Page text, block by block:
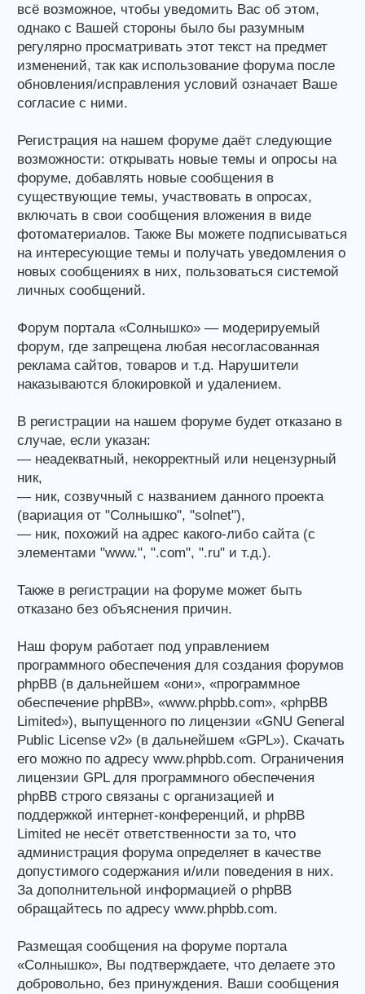
всё возможное, чтобы уведомить Вас об этом,
однако с Вашей стороны было бы разумным
регулярно просматривать этот текст на предмет
изменений, так как использование форума после
обновления/исправления условий означает Ваше
согласие с ними.
Регистрация на нашем форуме даёт следующие
возможности: открывать новые темы и опросы на
форуме, добавлять новые сообщения в
существующие темы, участвовать в опросах,
включать в свои сообщения вложения в виде
фотоматериалов. Также Вы можете подписываться
на интересующие темы и получать уведомления о
новых сообщениях в них, пользоваться системой
личных сообщений.
Форум портала «Солнышко» — модерируемый
форум, где запрещена любая несогласованная
реклама сайтов, товаров и т.д. Нарушители
наказываются блокировкой и удалением.
В регистрации на нашем форуме будет отказано в
случае, если указан:
— неадекватный, некорректный или нецензурный
ник,
— ник, созвучный с названием данного проекта
(вариация от "Солнышко", "solnet"),
— ник, похожий на адрес какого-либо сайта (с
элементами "www.", ".com", ".ru" и т.д.).
Также в регистрации на форуме может быть
отказано без объяснения причин.
Наш форум работает под управлением
программного обеспечения для создания форумов
phpBB (в дальнейшем «они», «программное
обеспечение phpBB», «www.phpbb.com», «phpBB
Limited»), выпущенного по лицензии «GNU General
Public License v2» (в дальнейшем «GPL»). Скачать
его можно по адресу www.phpbb.com. Ограничения
лицензии GPL для программного обеспечения
phpBB строго связаны с организацией и
поддержкой интернет-конференций, и phpBB
Limited не несёт ответственности за то, что
администрация форума определяет в качестве
допустимого содержания и/или поведения в них.
За дополнительной информацией о phpBB
обращайтесь по адресу www.phpbb.com.
Размещая сообщения на форуме портала
«Солнышко», Вы подтверждаете, что делаете это
добровольно, без принуждения. Ваши сообщения